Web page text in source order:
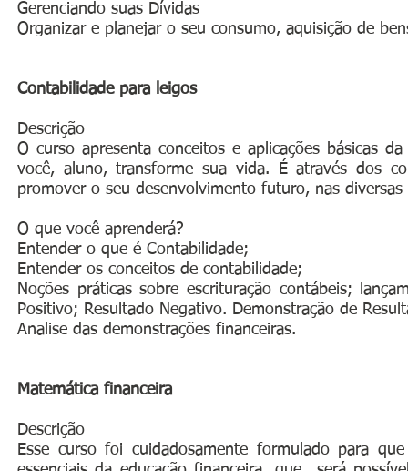
Gerenciando suas Dívidas
Organizar e planejar o seu consumo, aquisição de
Contabilidade para leigos
Descrição
O curso apresenta conceitos e aplicações básicas
você, aluno, transforme sua vida. É através dos
promover o seu desenvolvimento futuro, nas diversas
O que você aprenderá?
Entender o que é Contabilidade;
Entender os conceitos de contabilidade;
Noções práticas sobre escrituração contábeis;
Positivo; Resultado Negativo. Demonstração de
Analise das demonstrações financeiras.
Matemática financeira
Descrição
Esse curso foi cuidadosamente formulado para